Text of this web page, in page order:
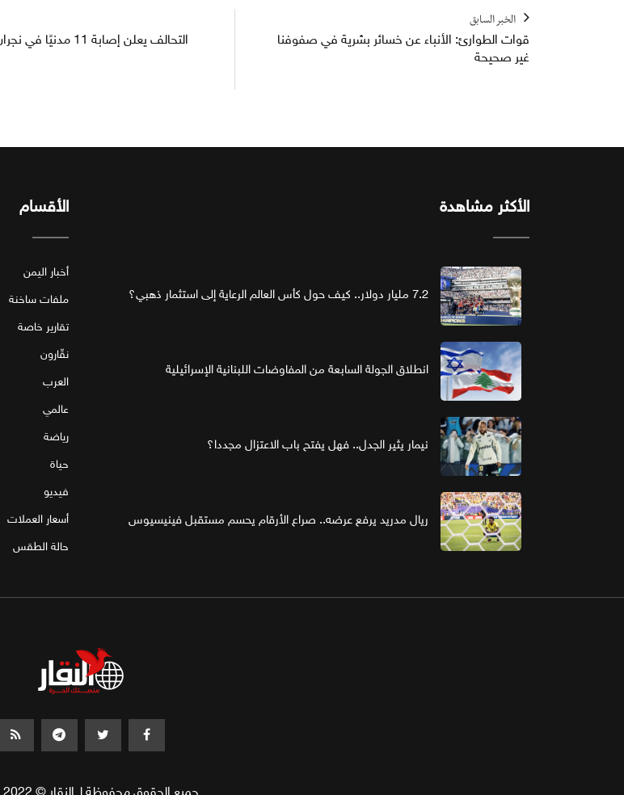
الخبر السابق
قوات الطوارئ: الأنباء عن خسائر بشرية في صفوفنا
غير صحيحة
التحالف يعلن إصابة 11
الأكثر مشاهدة
7.2 مليار دولار.. كيف حول كأس العالم الرعاية إلى استثمار ذهبي؟
انطلاق الجولة السابعة من المفاوضات اللبنانية الإسرائيلية
نيمار يثير الجدل.. فهل يفتح باب الاعتزال مجددا؟
ريال مدريد يرفع عرضه.. صراع الأرقام يحسم مستقبل فينيسيوس
الأقسام
أخبار اليمن
ملفات ساخنة
تقارير خاصة
نقّارون
العرب
عالمي
رياضة
حياة
فيديو
أسعار العملات
حالة الطقس
جميع الحقوق محفوظة لـ النقار © 2022 - 2026